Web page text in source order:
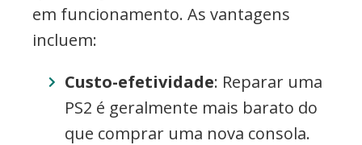
em funcionamento. As vantagens
incluem:
Custo-efetividade: Reparar uma
PS2 é geralmente mais barato do
que comprar uma nova consola.